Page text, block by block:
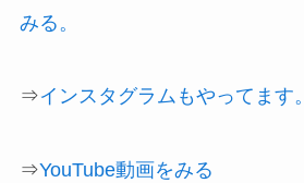
みる。
⇒インスタグラムもやってます。
⇒YouTube動画をみる